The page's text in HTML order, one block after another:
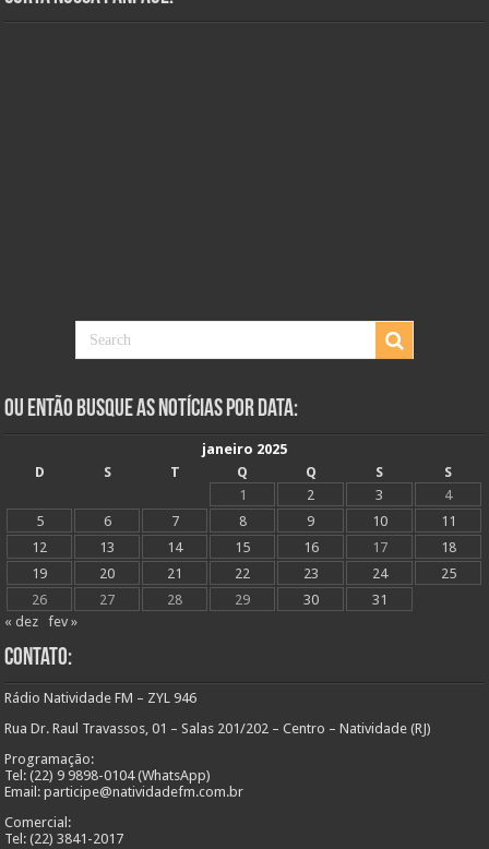
Ou Então Busque as Notícias Por Data:
janeiro 2025
D
S T Q Q S
S
1
2 3
4
5
6 7 8 9 10
11
12
13 14 15 16 17
18
19
20 21 22 23 24
25
26
27 28 29 30
31
« dez
fev »
Contato:
Rádio Natividade FM – ZYL 946
Rua Dr. Raul Travassos, 01 – Salas 201/202 – Centro – Natividade (RJ)
Programação:
Tel: (22) 9 9898-0104 (WhatsApp)
Email: participe@natividadefm.com.br
Comercial:
Tel: (22) 3841-2017